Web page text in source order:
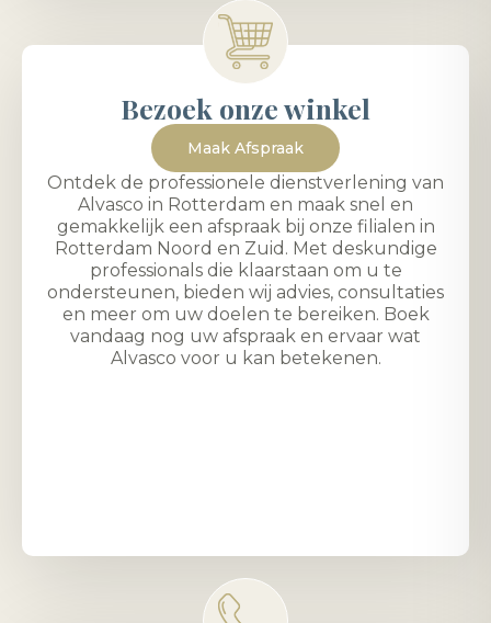
Bezoek onze winkel
Maak Afspraak
Ontdek de professionele dienstverlening van
Alvasco in Rotterdam en maak snel en
gemakkelijk een afspraak bij onze filialen in
Rotterdam Noord en Zuid. Met deskundige
professionals die klaarstaan om u te
ondersteunen, bieden wij advies, consultaties
en meer om uw doelen te bereiken. Boek
vandaag nog uw afspraak en ervaar wat
Alvasco voor u kan betekenen.